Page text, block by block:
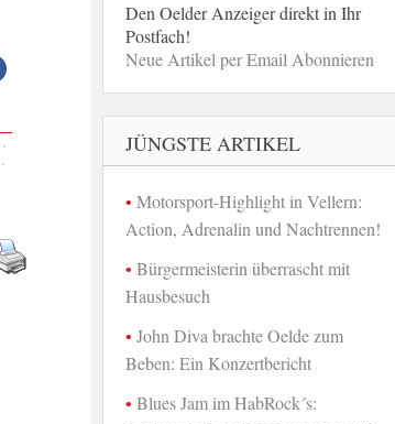
,
,
Den Oelder Anzeiger direkt in Ihr
Postfach!
Neue Artikel per Email Abonnieren
JÜNGSTE ARTIKEL
Motorsport-Highlight in Vellern:
Action, Adrenalin und Nachtrennen!
Bürgermeisterin überrascht mit
Hausbesuch
John Diva brachte Oelde zum
Beben: Ein Konzertbericht
Blues Jam im HabRock´s: